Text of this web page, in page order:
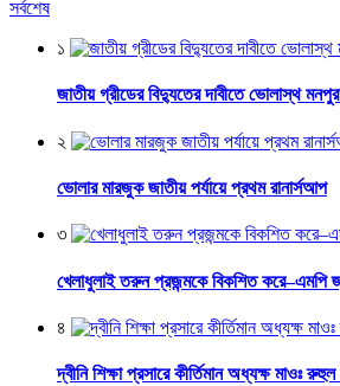
সর্বশেষ
১
জাতীয় গ্রীডের বিদ্যুতের দাবীতে ভোলাস্থ
২
ভোলার মারজুক জাতীয় পর্যায়ে প্রথম রানার্সআপ
৩
খেলাধুলাই তরুন প্রজন্মকে বিকশিত করে–এমপি
৪
দ্বীনি শিক্ষা প্রসারে কীর্তিমান অধ্যক্ষ মাওঃ